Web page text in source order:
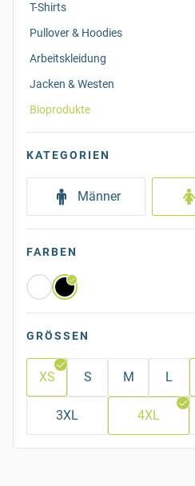
T-Shirts
Pullover & Hoodies
Arbeitskleidung
Jacken & Westen
Bioprodukte
KATEGORIEN
Männer
FARBEN
GRÖSSEN
XS S M L
3XL 4XL